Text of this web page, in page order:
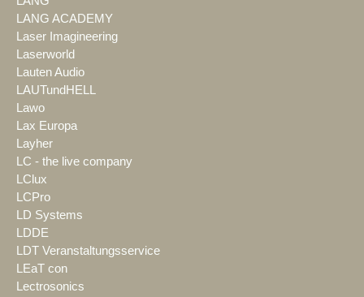
LANG ACADEMY
Laser Imagineering
Laserworld
Lauten Audio
LAUTundHELL
Lawo
Lax Europa
Layher
LC - the live company
LClux
LCPro
LD Systems
LDDE
LDT Veranstaltungsservice
LEaT con
Lectrosonics